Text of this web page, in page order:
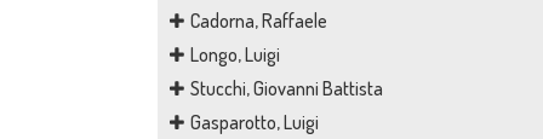
Cadorna, Raffaele
Longo, Luigi
Stucchi, Giovanni Battista
Gasparotto, Luigi